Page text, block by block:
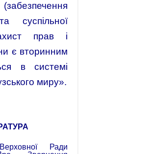
суспільної
прав і
є вторинним
в системі
миру».
Ради